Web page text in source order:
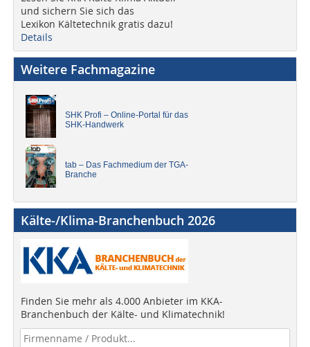
und sichern Sie sich das
Lexikon Kältetechnik gratis dazu!
Details
Weitere Fachmagazine
SHK Profi – Online-Portal für das
SHK-Handwerk
tab – Das Fachmedium der TGA-
Branche
Kälte-/Klima-Branchenbuch 2026
Finden Sie mehr als 4.000 Anbieter im KKA-
Branchenbuch der Kälte- und Klimatechnik!